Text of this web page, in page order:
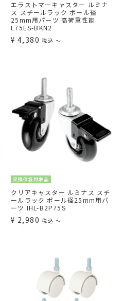
エラストマーキャスター ルミナ
ス スチールラック ポール径
25mm用パーツ 高荷重性能
L75ES-BKN2
¥ 4,380 税込 〜
交換保証対象品
クリアキャスター ルミナス スチ
ールラック ポール径25mm用パ
ーツ IHL-B2P75S
¥ 2,980 税込 〜